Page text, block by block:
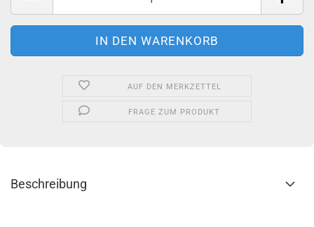
cm
AUF DEN MERKZETTEL
FRAGE ZUM PRODUKT
Beschreibung